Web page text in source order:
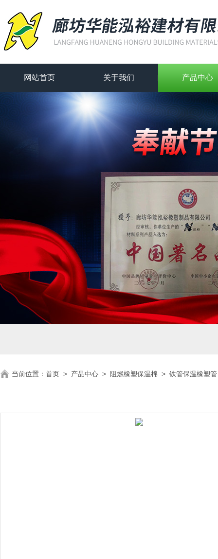
网站首页 关于我们 产品中心
当前位置： 首页 > 产品中心 > 阻燃橡塑保温棉 > 铁管保温橡塑管